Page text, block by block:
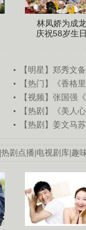
林凤娇为成龙
庆祝58岁生
【明星】郑秀文
【热门】《香格
【视频】张国强
【热剧】《美人
【热剧】姜文马
热剧点播 电视剧库 趣